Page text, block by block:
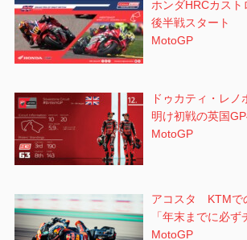
ホンダHRCカス
後半戦スタート
MotoGP
ドゥカティ・レ
明け初戦の英国
MotoGP
アコスタ KTMで
「年末までに必ず
MotoGP